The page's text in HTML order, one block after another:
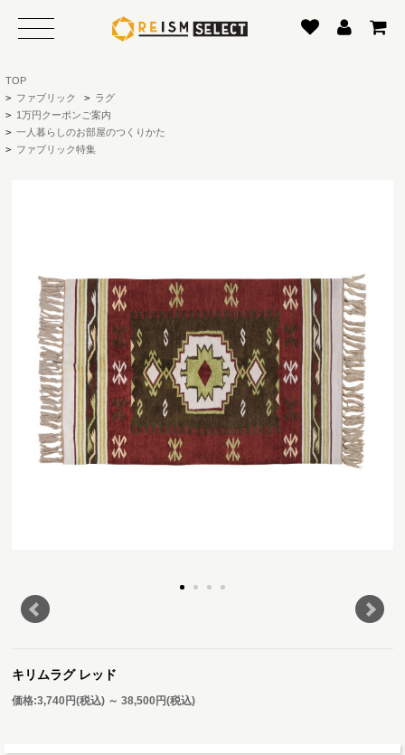
TOP
> ファブリック > ラグ
> 1万円クーポンご案内
> 一人暮らしのお部屋のつくりかた
> ファブリック特集
キリムラグ レッド
価格:3,740円(税込) ～ 38,500円(税込)